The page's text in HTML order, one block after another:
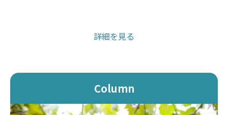
詳細を見る
Column